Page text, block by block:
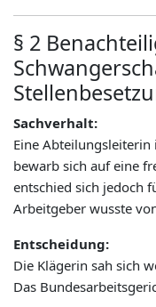
§ 2
Sachverhalt:
Eine
bewarb sich auf eine
entschied sich jedoch
Arbeitgeber wusste
Entscheidung:
Die Klägerin sah sich
Das